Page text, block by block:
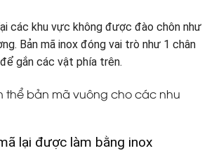
các khu vực không được đào chôn như
Bản mã inox đóng vai trò như 1 chân
gắn các vật phía trên.
thể bản mã vuông cho các nhu
lại được làm bằng inox